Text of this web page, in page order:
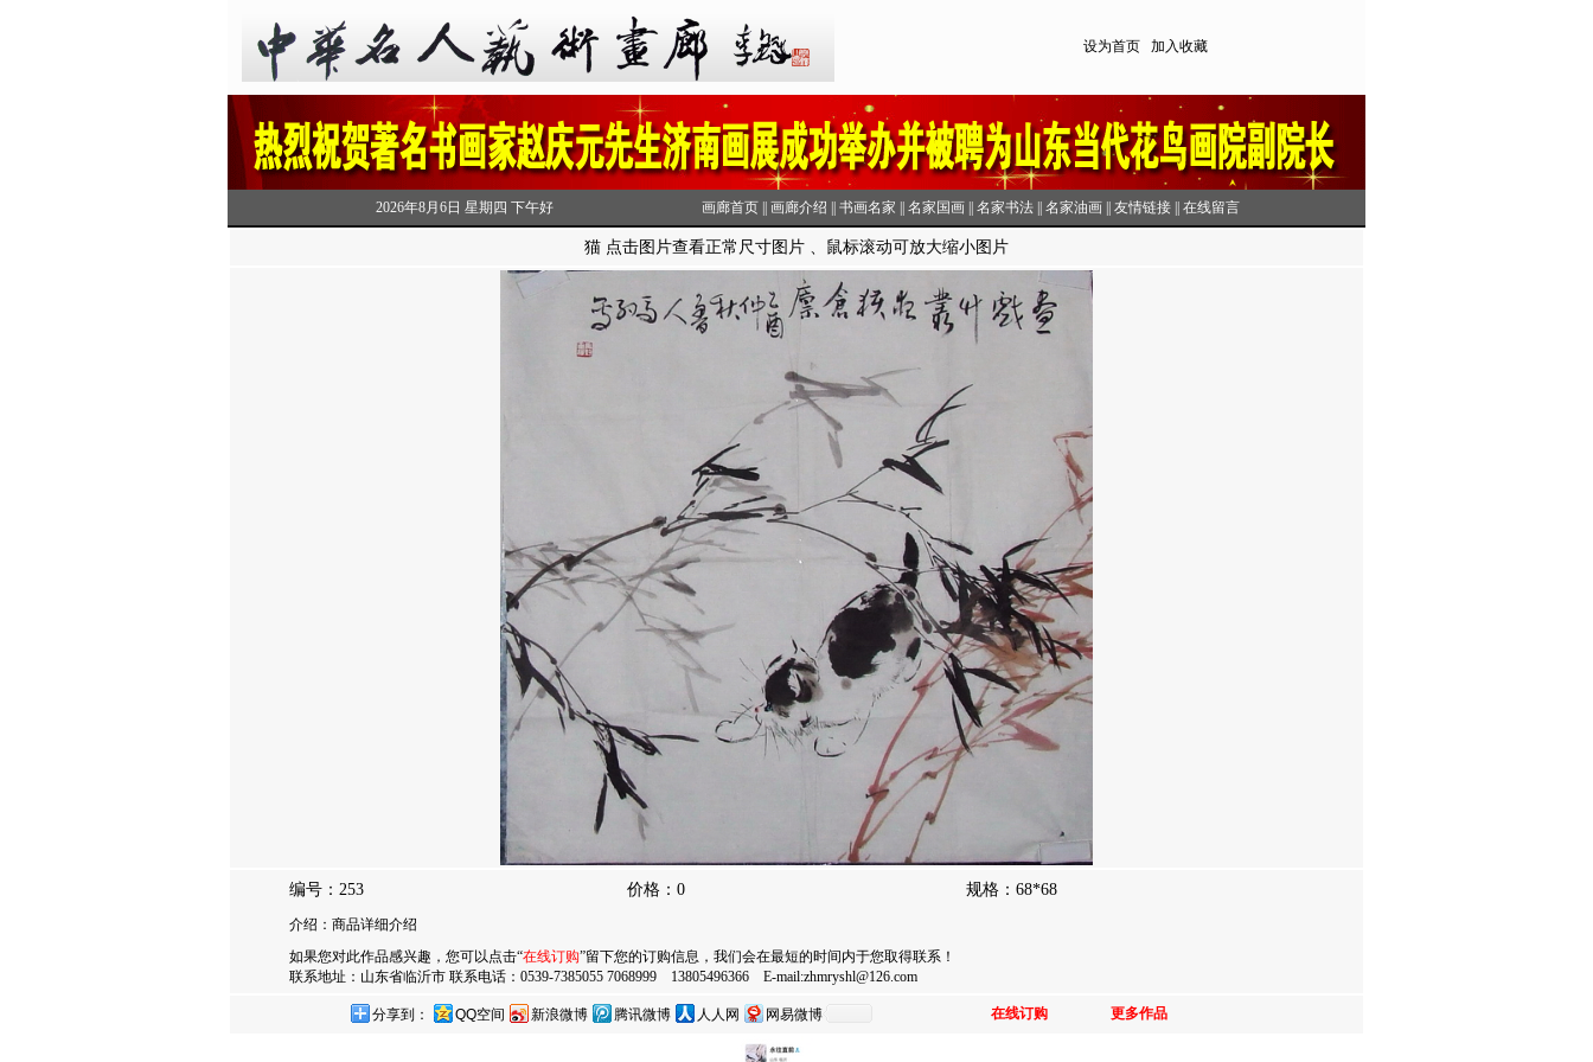
设为首页 加入收藏
2026年8月6日 星期四 下午好 画廊首页 画廊介绍 书画名家 名家国画 名家书法 名家油画 友情链接 在线留言
猫 点击图片查看正常尺寸图片 、鼠标滚动可放大缩小图片
编号：253 价格：0 规格：68*68
介绍：商品详细介绍
如果您对此作品感兴趣，您可以点击“在线订购”留下您的订购信息，我们会在最短的时间内于您取得联系！
联系地址：山东省临沂市 联系电话：0539-7385055 7068999 13805496366 E-mail:zhmryshl@126.com
分享到： QQ空间 新浪微博 腾讯微博 人人网 网易微博 在线订购 更多作品